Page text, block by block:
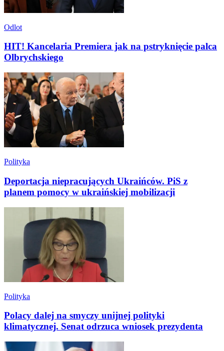
Odlot
HIT! Kancelaria Premiera jak na pstryknięcie palca
Olbrychskiego
Polityka
Deportacja niepracujących Ukraińców. PiS z
planem pomocy w ukraińskiej mobilizacji
Polityka
Polacy dalej na smyczy unijnej polityki
klimatycznej. Senat odrzuca wniosek prezydenta